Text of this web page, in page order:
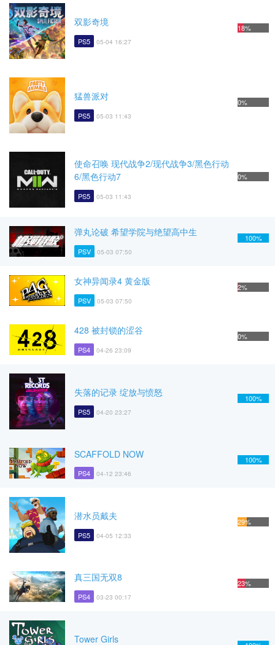
双影奇境
PS5 05-04 16:27
18%
猛兽派对
PS5 05-03 11:43
0%
使命召唤 现代战争2/现代战争3/黑色行动
6/黑色行动7
PS5 05-03 11:43
0%
弹丸论破 希望学院与绝望高中生
PSV 05-03 07:50
100%
女神异闻录4 黄金版
PSV 05-03 07:50
2%
428 被封锁的涩谷
PS4 04-26 23:09
0%
失落的记录 绽放与愤怒
PS5 04-20 23:27
100%
SCAFFOLD NOW
PS4 04-12 23:46
100%
潜水员戴夫
PS5 04-05 12:33
29%
真三国无双8
PS4 03-23 00:17
23%
Tower Girls